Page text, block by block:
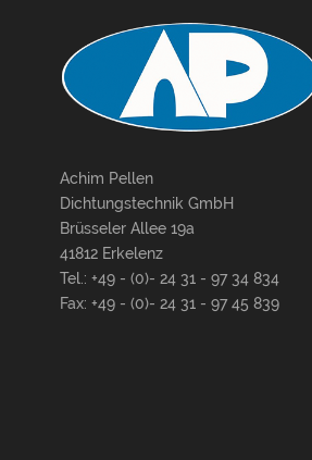
Achim Pellen
Dichtungstechnik GmbH
Brüsseler Allee 19a
41812 Erkelenz
Tel.: +49 - (0)- 24 31 - 97 34 834
Fax: +49 - (0)- 24 31 - 97 45 839